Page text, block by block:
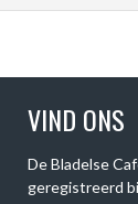
VIND ONS
De Bladelse
geregistreerd